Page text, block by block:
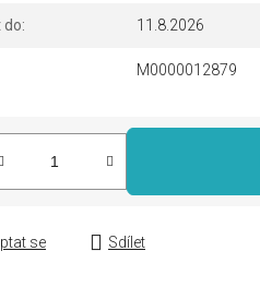
do: 11.8.2026
M0000012879
se Sdílet